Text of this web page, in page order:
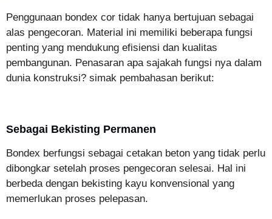
Penggunaan bondex cor tidak hanya bertujuan sebagai
alas pengecoran. Material ini memiliki beberapa fungsi
penting yang mendukung efisiensi dan kualitas
pembangunan. Penasaran apa sajakah fungsi nya dalam
dunia konstruksi? simak pembahasan berikut:
Sebagai Bekisting Permanen
Bondex berfungsi sebagai cetakan beton yang tidak perlu
dibongkar setelah proses pengecoran selesai. Hal ini
berbeda dengan bekisting kayu konvensional yang
memerlukan proses pelepasan.